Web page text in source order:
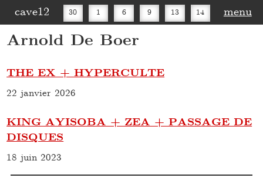
cave12 30 1 6 9 13 14
16 20
menu
Arnold De Boer
THE EX + HYPERCULTE
22 janvier 2026
KING AYISOBA + ZEA + PASSAGE DE
DISQUES
18 juin 2023